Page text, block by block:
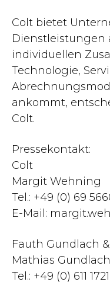
Colt bietet
Dienstleistungen
individuellen
Technologie,
ankommt,
Colt.
Pressekontakt:
Colt
Margit Wehning
Tel.: +49 (0) 69
E-Mail:
Fauth Gundlach &
Mathias Gundlach
Tel.: +49 (0) 611